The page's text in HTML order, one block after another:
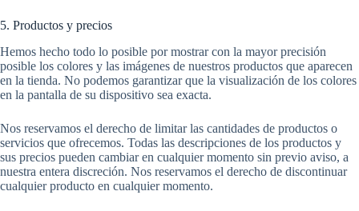
5. Productos y precios
Hemos hecho todo lo posible por mostrar con la mayor precisión
posible los colores y las imágenes de nuestros productos que aparecen
en la tienda. No podemos garantizar que la visualización de los colores
en la pantalla de su dispositivo sea exacta.
Nos reservamos el derecho de limitar las cantidades de productos o
servicios que ofrecemos. Todas las descripciones de los productos y
sus precios pueden cambiar en cualquier momento sin previo aviso, a
nuestra entera discreción. Nos reservamos el derecho de discontinuar
cualquier producto en cualquier momento.